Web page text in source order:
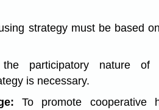
strategy must be based
participatory nature of
is necessary.
To promote cooperative